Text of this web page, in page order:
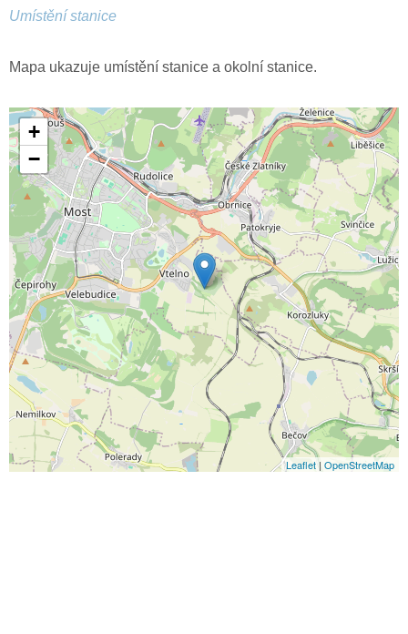
Umístění stanice
Mapa ukazuje umístění stanice a okolní stanice.
+
−
Leaflet | OpenStreetMap